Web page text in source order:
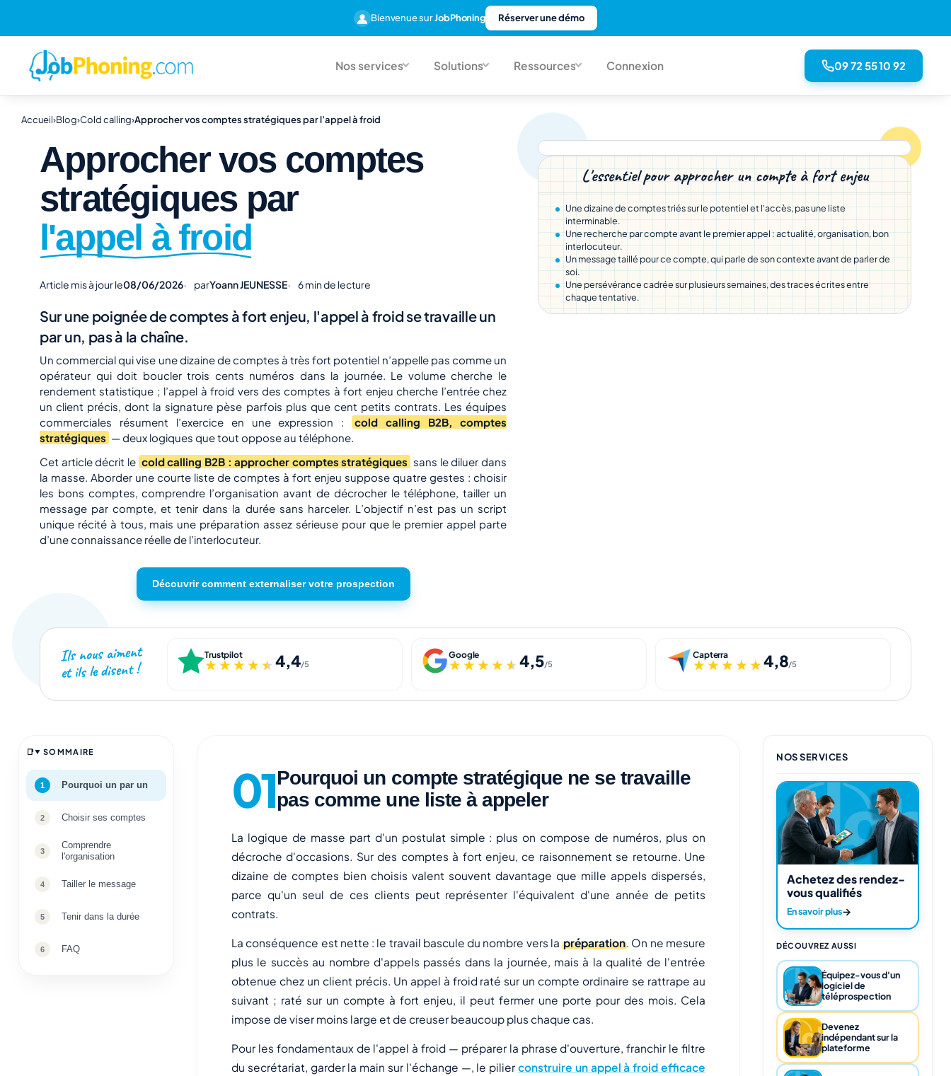
Bienvenue surJobPhoning Réserver une démo
Nos services Solutions Ressources Connexion 09 72 55 10 92
Accueil›Blog›Cold calling›Approcher vos comptes stratégiques par l’appel à froid
Approcher vos comptes
stratégiques par
l'appel à froid
Article mis à jour le08/06/2026 parYoann JEUNESSE 6 min de lecture
Sur une poignée de comptes à fort enjeu, l'appel à froid se travaille un
par un, pas à la chaîne.
Un commercial qui vise une dizaine de comptes à très fort potentiel n’appelle pas comme un
opérateur qui doit boucler trois cents numéros dans la journée. Le volume cherche le
rendement statistique ; l’appel à froid vers des comptes à fort enjeu cherche l’entrée chez
un client précis, dont la signature pèse parfois plus que cent petits contrats. Les équipes
commerciales résument l’exercice en une expression : cold calling B2B, comptes
stratégiques — deux logiques que tout oppose au téléphone.
Cet article décrit le cold calling B2B : approcher comptes stratégiques sans le diluer dans
la masse. Aborder une courte liste de comptes à fort enjeu suppose quatre gestes : choisir
les bons comptes, comprendre l’organisation avant de décrocher le téléphone, tailler un
message par compte, et tenir dans la durée sans harceler. L’objectif n’est pas un script
unique récité à tous, mais une préparation assez sérieuse pour que le premier appel parte
d’une connaissance réelle de l’interlocuteur.
Découvrir comment externaliser votre prospection
L'essentiel pour approcher un compte à fort enjeu
Une dizaine de comptes triés sur le potentiel et l'accès, pas une liste
interminable.
Une recherche par compte avant le premier appel : actualité, organisation, bon
interlocuteur.
Un message taillé pour ce compte, qui parle de son contexte avant de parler de
soi.
Une persévérance cadrée sur plusieurs semaines, des traces écrites entre
chaque tentative.
Ils nous aiment
et ils le disent !
Trustpilot
★★★★★
★★★★★ 4,4/5
Google
★★★★★
★★★★★ 4,5/5
Capterra
★★★★★
★★★★★4,8/5
SOMMAIRE
Pourquoi un par un
Choisir ses comptes
Comprendre
l'organisation
Tailler le message
Tenir dans la durée
FAQ
Pourquoi un compte stratégique ne se travaille
pas comme une liste à appeler
La logique de masse part d'un postulat simple : plus on compose de numéros, plus on
décroche d'occasions. Sur des comptes à fort enjeu, ce raisonnement se retourne. Une
dizaine de comptes bien choisis valent souvent davantage que mille appels dispersés,
parce qu'un seul de ces clients peut représenter l'équivalent d'une année de petits
contrats.
La conséquence est nette : le travail bascule du nombre vers lapréparation. On ne mesure
plus le succès au nombre d'appels passés dans la journée, mais à la qualité de l'entrée
obtenue chez un client précis. Un appel à froid raté sur un compte ordinaire se rattrape au
suivant ; raté sur un compte à fort enjeu, il peut fermer une porte pour des mois. Cela
impose de viser moins large et de creuser beaucoup plus chaque cas.
Pour les fondamentaux de l'appel à froid — préparer la phrase d'ouverture, franchir le filtre
du secrétariat, garder la main sur l'échange —, le pilier construire un appel à froid efficace
NOS SERVICES
Achetez des rendez-
vous qualifiés
En savoir plus→
DÉCOUVREZ AUSSI
Équipez-vous d'un
logiciel de
téléprospection
Devenez
indépendant sur la
plateforme